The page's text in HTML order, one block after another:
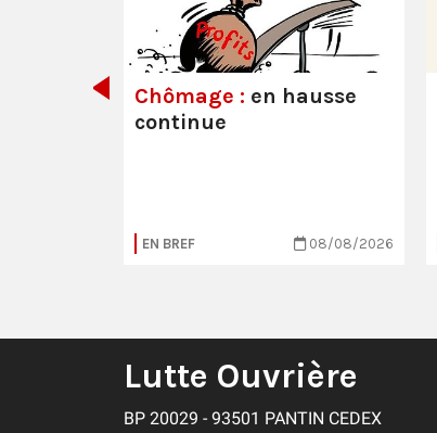
Chômage : en hausse
continue
EN BREF 08/08/2026
Lutte Ouvrière
BP 20029 - 93501 PANTIN CEDEX